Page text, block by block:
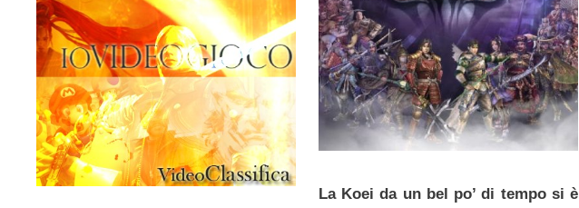
La Koei da un bel po’ di tempo si è